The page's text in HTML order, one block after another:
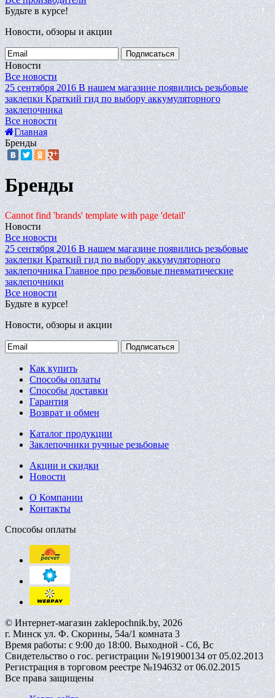
Будьте в курсе!
Новости, обзоры и акции
Подписаться
Новости
Все новости
25 сентября 2016 В нашем магазине появились резьбовые
заклепки Краткий гид по выбору аккумуляторного
заклепочника
Все новости
Главная
Бренды
Бренды
Cannot find 'brands' template with page 'detail'
Новости
Все новости
25 сентября 2016 В нашем магазине появились резьбовые
заклепки Краткий гид по выбору аккумуляторного
заклепочника Главное про резьбовые пневматические
заклепочники
Все новости
Будьте в курсе!
Новости, обзоры и акции
Подписаться
Как купить
Способы оплаты
Способы доставки
Гарантия
Возврат и обмен
Каталог продукции
Заклепочники ручные резьбовые
Акции и скидки
Новости
О Компании
Контакты
Способы оплаты
© Интернет-магазин zaklepochnik.by, 2026
г. Минск ул. Ф. Скорины, 54а/1 комната 3
Время работы: с 9:00 до 18:00. Выходной - Сб, Вс
Свидетельство о гос. регистрации №191900134 от 05.02.2013
Регистрация в торговом реестре №194632 от 06.02.2015
Все права защищены